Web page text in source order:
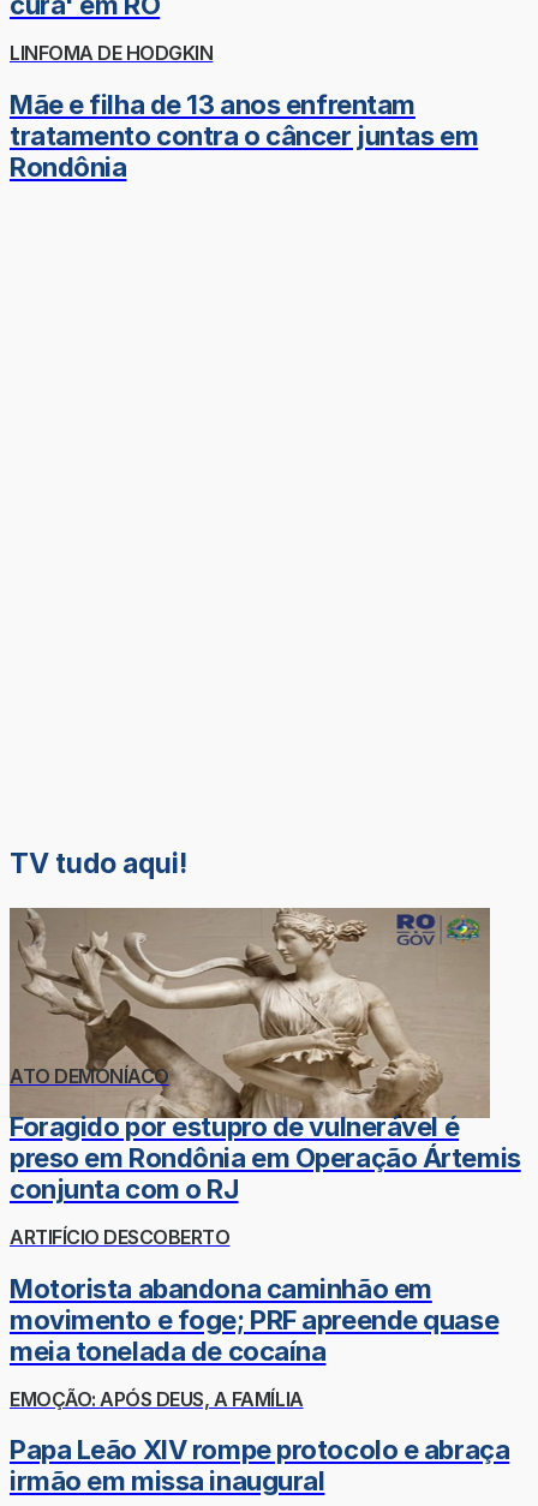
LINFOMA DE HODGKIN
Mãe e filha de 13 anos enfrentam
tratamento contra o câncer juntas em
Rondônia
TV tudo aqui!
ATO DEMONÍACO
Foragido por estupro de vulnerável é
preso em Rondônia em Operação Ártemis
conjunta com o RJ
ARTIFÍCIO DESCOBERTO
Motorista abandona caminhão em
movimento e foge; PRF apreende quase
meia tonelada de cocaína
EMOÇÃO: APÓS DEUS, A FAMÍLIA
Papa Leão XIV rompe protocolo e abraça
irmão em missa inaugural